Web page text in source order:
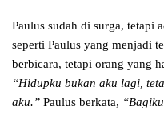
Paulus sudah di surga, tetapi
seperti Paulus yang menjadi
berbicara, tetapi orang yang
“Hidupku bukan aku lagi,
aku.” Paulus berkata,